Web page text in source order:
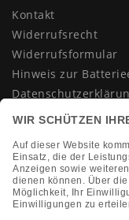
Kontakt
Widerrufsrecht
Widerrufsformular
Hinweis zur
AGB
Vertrag widerrufen
KONTAKT